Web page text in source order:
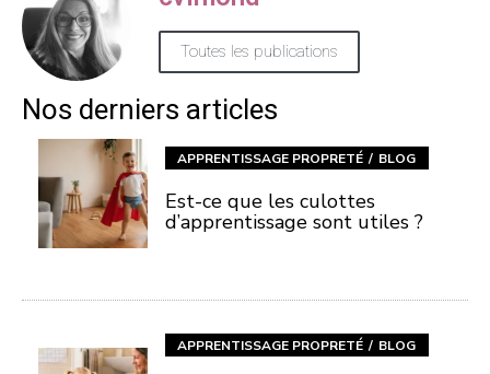
Toutes les publications
Nos derniers articles
APPRENTISSAGE PROPRETÉ BLOG
Est-ce que les culottes
d’apprentissage sont utiles ?
APPRENTISSAGE PROPRETÉ BLOG